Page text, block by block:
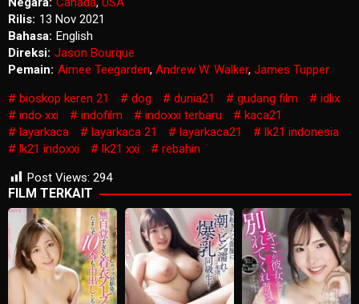
Rilis: 13 Nov 2021
Bahasa: English
Direksi: Jason Bourque
Pemain: Aimee Teegarden, Andrew W. Walker, James Tupper
bioskop keren 21
dog dunia21 gudang film
idlix
indo xxi
indofilm indoxxi terbaru
kaca21
layarkaca
layarkaca 21 layarkaca21
lk21 indonesia
lk21 indoxxi
lk21 xxi
rebahin
Post Views: 294
FILM TERKAIT